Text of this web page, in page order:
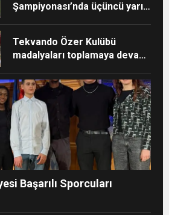
Şampiyonası’nda üçüncü yarışı
Tekvando Özer Kulübü
madalyaları toplamaya devam
Başarılı Sporcuları